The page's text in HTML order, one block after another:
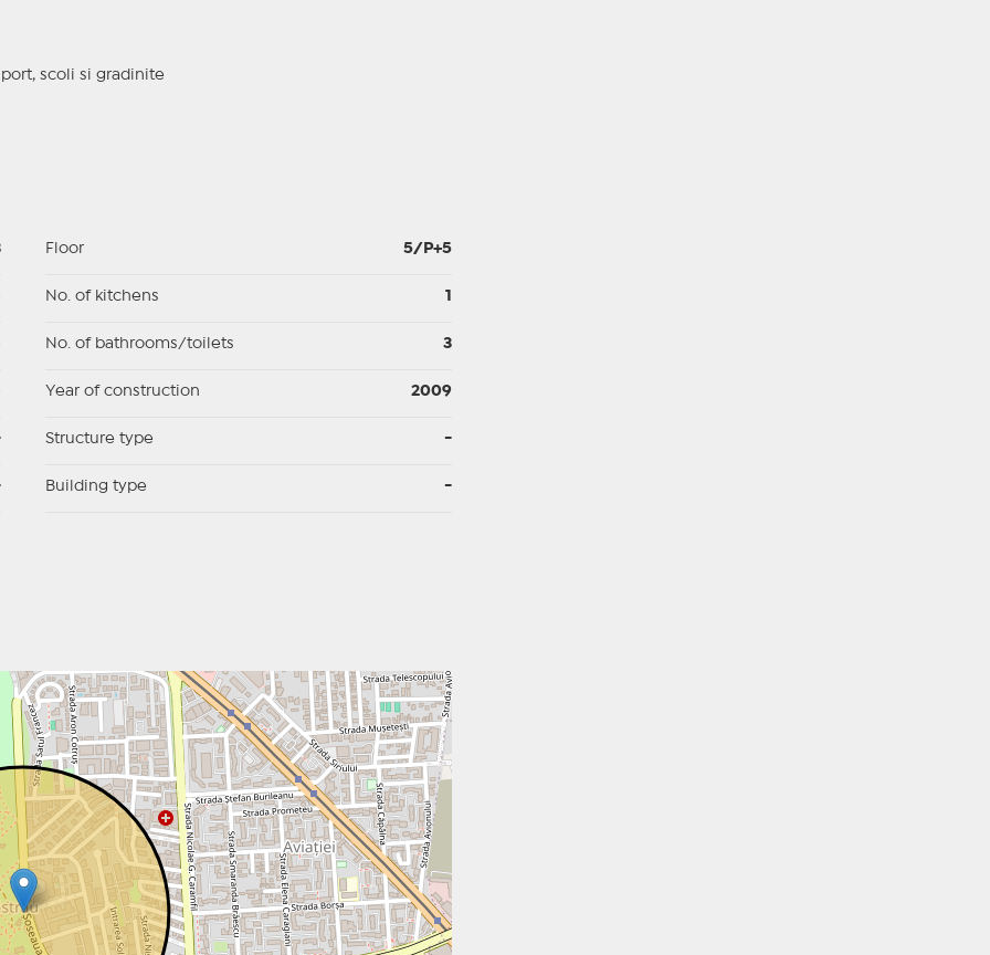
scoli si gradinite
Floor 5/P+5
No. of kitchens
No. of bathrooms/toilets 3
Year of construction 2009
Structure type -
Building type -